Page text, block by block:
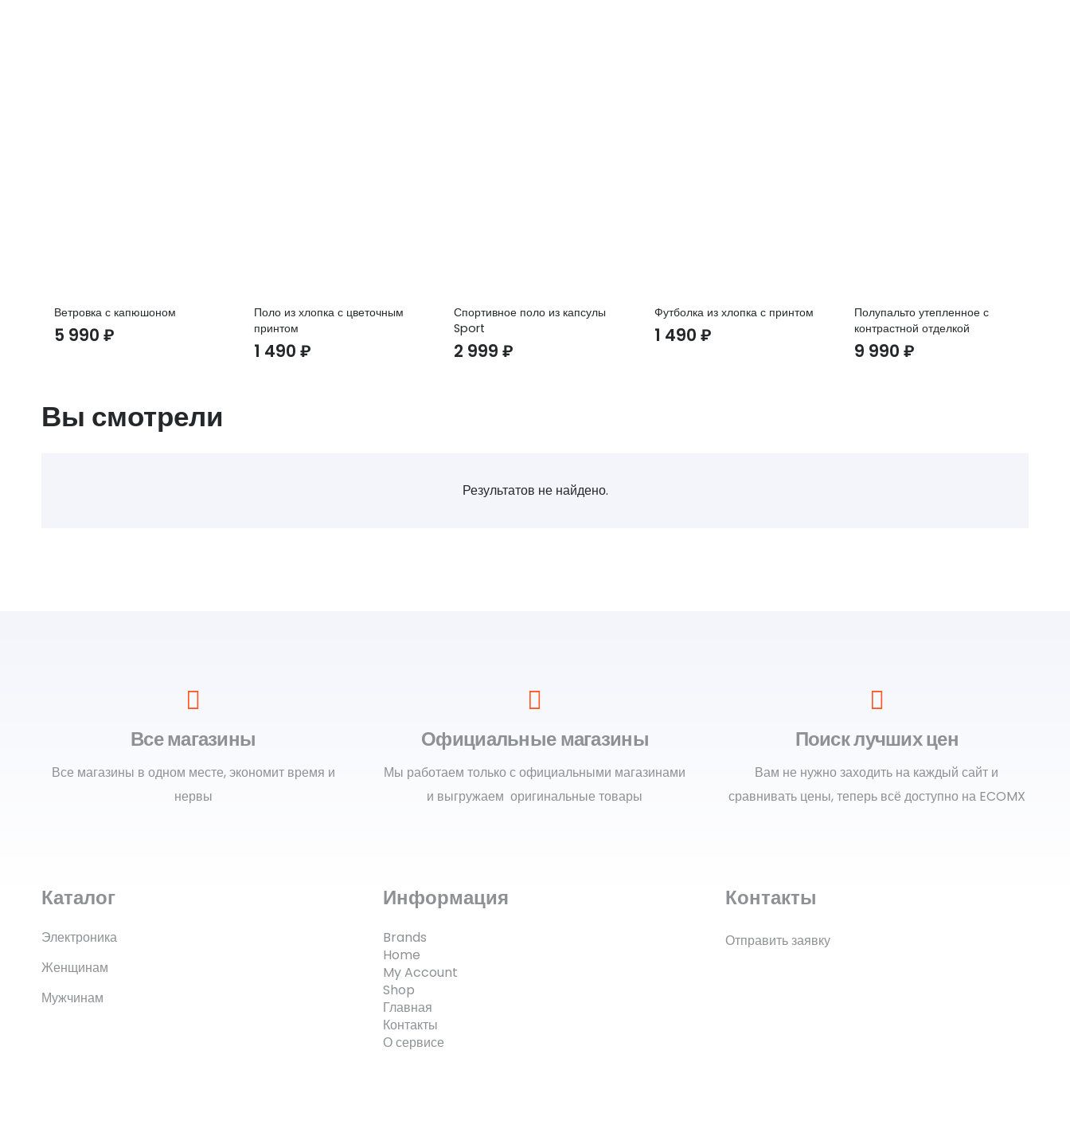
Ветровка с капюшоном
5 990 ₽
Поло из хлопка с цветочным
принтом
1 490₽
Спортивное поло из капсулы
Sport
2 999₽
Футболка из хлопка с принтом
1 490 ₽
Полупальто утепленное с
контрастной отделкой
9 990 ₽
Вы смотрели
Результатов не найдено.
Все магазины
Все магазины в одном месте, экономит время и
нервы
Официальные магазины
Мы работаем только с официальными магазинами
и выгружаем оригинальные товары
Поиск лучших цен
Вам не нужно заходить на каждый сайт и
сравнивать цены, теперь всё доступно на ECOMX
Каталог
Электроника
Женщинам
Мужчинам
Информация
Brands
Home
My Account
Shop
Главная
Контакты
О сервисе
Контакты
Отправить заявку